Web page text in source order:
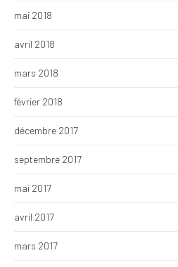
mai 2018
avril 2018
mars 2018
février 2018
décembre 2017
septembre 2017
mai 2017
avril 2017
mars 2017